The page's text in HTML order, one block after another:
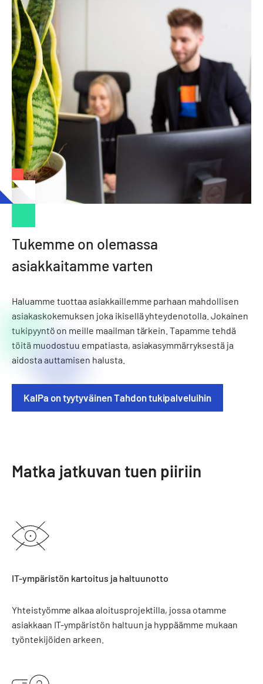
Tukemme on olemassa
asiakkaitamme varten
Haluamme tuottaa asiakkaillemme parhaan mahdollisen
asiakaskokemuksen joka ikisellä yhteydenotolla. Jokainen
tukipyyntö on meille maailman tärkein. Tapamme tehdä
töitä muodostuu empatiasta, asiakasymmärryksestä ja
aidosta auttamisen halusta.
KalPa on tyytyväinen Tahdon tukipalveluihin
Matka jatkuvan tuen piiriin
IT-ympäristön kartoitus ja haltuunotto
Yhteistyömme alkaa aloitusprojektilla, jossa otamme
asiakkaan IT-ympäristön haltuun ja hyppäämme mukaan
työntekijöiden arkeen.